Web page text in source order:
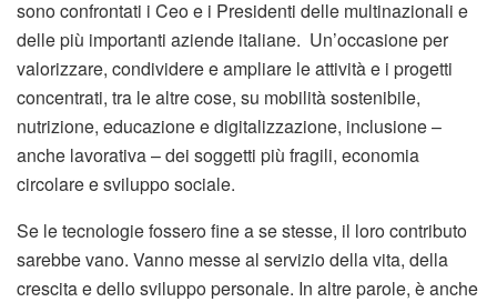
sono confrontati i Ceo e i Presidenti delle multinazionali e
delle più importanti aziende italiane. Un’occasione per
valorizzare, condividere e ampliare le attività e i progetti
concentrati, tra le altre cose, su mobilità sostenibile,
nutrizione, educazione e digitalizzazione, inclusione –
anche lavorativa – dei soggetti più fragili, economia
circolare e sviluppo sociale.
Se le tecnologie fossero fine a se stesse, il loro contributo
sarebbe vano. Vanno messe al servizio della vita, della
crescita e dello sviluppo personale. In altre parole, è anche